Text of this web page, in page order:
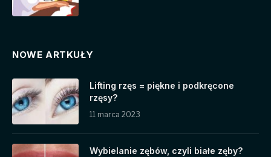
NOWE ARTKUŁY
Lifting rzęs = piękne i podkręcone
rzęsy?
11 marca 2023
Wybielanie zębów, czyli białe zęby?